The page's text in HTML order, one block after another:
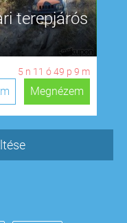
terepjárós
5 n 11 ó49 p 8 m
Megnézem